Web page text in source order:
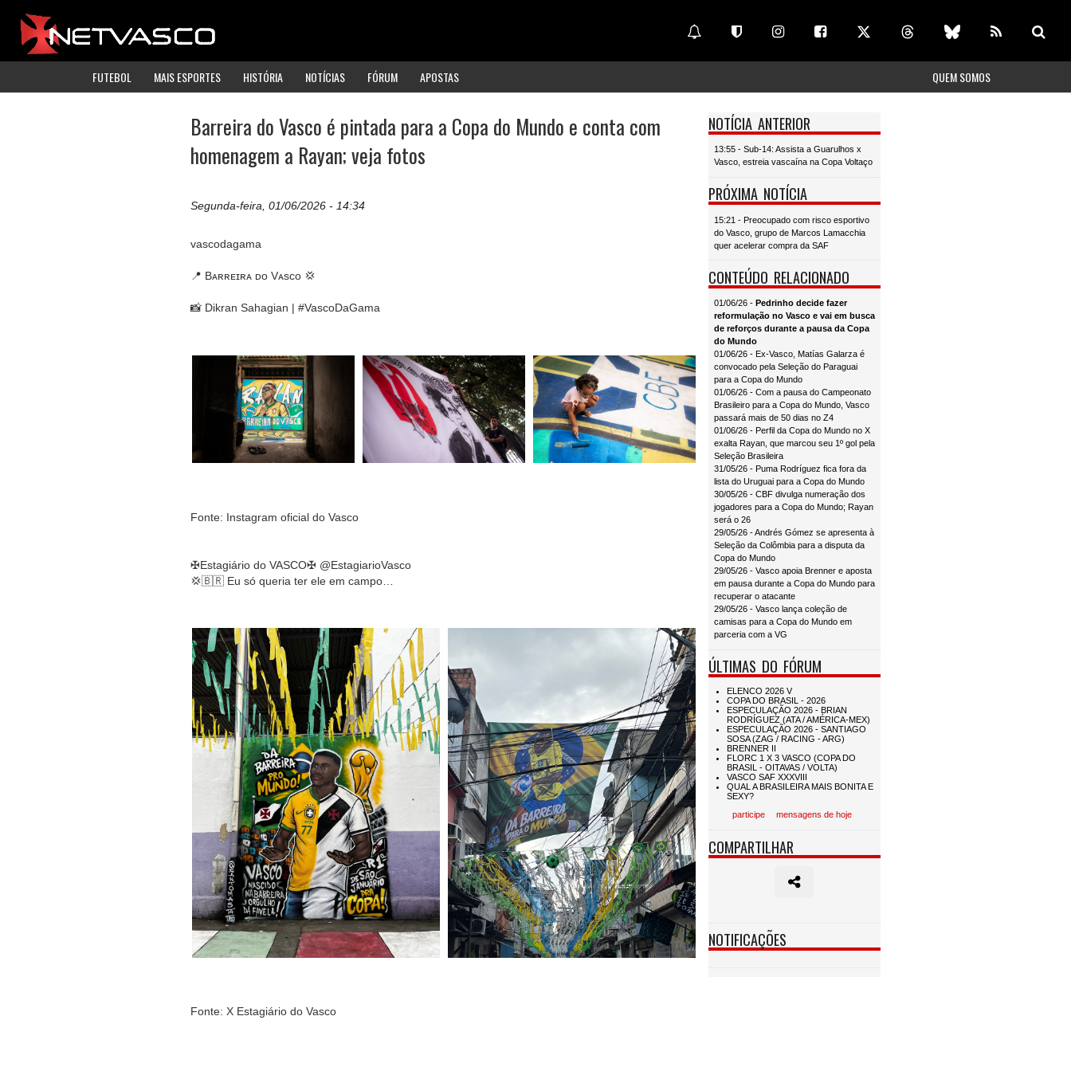
FUTEBOL MAIS ESPORTES HISTÓRIA NOTÍCIAS FÓRUM APOSTAS QUEM SOMOS
Barreira do Vasco é pintada para a Copa do Mundo e conta com
homenagem a Rayan; veja fotos
Segunda-feira, 01/06/2026 - 14:34
vascodagama
📍 Bᴀʀʀᴇɪʀᴀ ᴅᴏ Vᴀsᴄᴏ 💢
📸 Dikran Sahagian | #VascoDaGama
Fonte: Instagram oficial do Vasco
✠Estagiário do VASCO✠ @EstagiarioVasco
💢🇧🇷 Eu só queria ter ele em campo…
Fonte: X Estagiário do Vasco
NOTÍCIA ANTERIOR
13:55 - Sub-14: Assista a Guarulhos x
Vasco, estreia vascaína na Copa Voltaço
PRÓXIMA NOTÍCIA
15:21 - Preocupado com risco esportivo
do Vasco, grupo de Marcos Lamacchia
quer acelerar compra da SAF
CONTEÚDO RELACIONADO
01/06/26 - Pedrinho decide fazer
reformulação no Vasco e vai em busca
de reforços durante a pausa da Copa
do Mundo
01/06/26 - Ex-Vasco, Matías Galarza é
convocado pela Seleção do Paraguai
para a Copa do Mundo
01/06/26 - Com a pausa do Campeonato
Brasileiro para a Copa do Mundo, Vasco
passará mais de 50 dias no Z4
01/06/26 - Perfil da Copa do Mundo no X
exalta Rayan, que marcou seu 1º gol pela
Seleção Brasileira
31/05/26 - Puma Rodríguez fica fora da
lista do Uruguai para a Copa do Mundo
30/05/26 - CBF divulga numeração dos
jogadores para a Copa do Mundo; Rayan
será o 26
29/05/26 - Andrés Gómez se apresenta à
Seleção da Colômbia para a disputa da
Copa do Mundo
29/05/26 - Vasco apoia Brenner e aposta
em pausa durante a Copa do Mundo para
recuperar o atacante
29/05/26 - Vasco lança coleção de
camisas para a Copa do Mundo em
parceria com a VG
ÚLTIMAS DO FÓRUM
participe mensagens de hoje
COMPARTILHAR
NOTIFICAÇÕES